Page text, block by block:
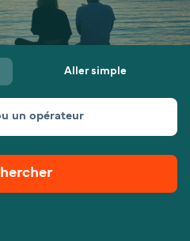
Compte
Aller simple
un opérateur